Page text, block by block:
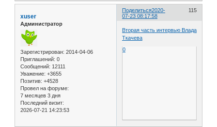
Поделиться 115
2020-
07-23 08:17:58
xuser
Администратор
Зарегистрирован: 2014-04-06
Приглашений: 0
Сообщений: 12111
Уважение: +3655
Позитив: +4528
Провел на форуме:
7 месяцев 3 дня
Последний визит:
2026-07-21 14:23:53
Вторая часть интервью Влада
Ткачева
0